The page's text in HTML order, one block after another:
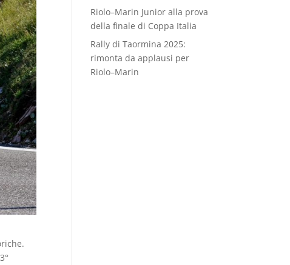
Riolo–Marin Junior alla prova
della finale di Coppa Italia
Rally di Taormina 2025:
rimonta da applausi per
Riolo–Marin